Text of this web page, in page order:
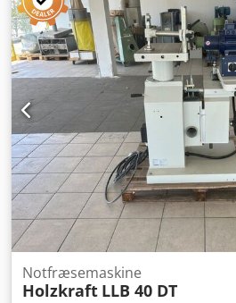
pneumatisk emneholdere
fodpedal Udsugningstilslutning D
Af Aokr Pladsbehov ca. 950 mm x
Vægt ca. 200 kg Lagersted 54634
emballeret Overdragelse i den
besigtiget uden garanti og ansvar
Notfræsemaskine
Holzkraft LLB 40 DT